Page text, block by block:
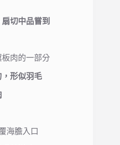
切中品嘗到
肉的一部分
，形似羽毛
海膽入口